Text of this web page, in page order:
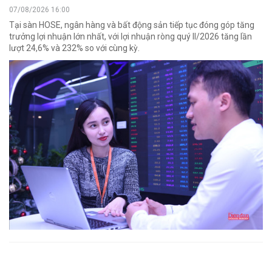
07/08/2026 16:00
Tại sàn HOSE, ngân hàng và bất động sản tiếp tục đóng góp tăng
trưởng lợi nhuận lớn nhất, với lợi nhuận ròng quý II/2026 tăng lần
lượt 24,6% và 232% so với cùng kỳ.